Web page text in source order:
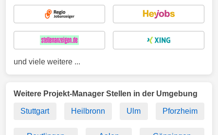
und viele weitere ...
Weitere Projekt-Manager Stellen in der Umgebung
Stuttgart Heilbronn Ulm Pforzheim